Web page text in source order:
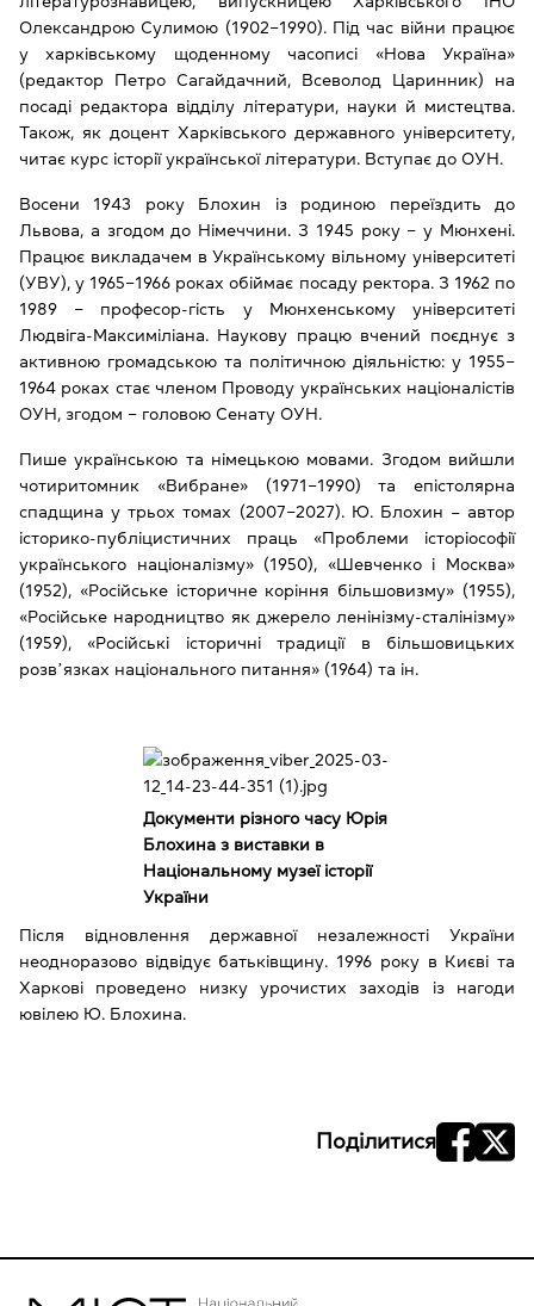
Олександрою Сулимою (1902‒1990). Під час війни працює
у харківському щоденному часописі «Нова Україна»
(редактор Петро Сагайдачний, Всеволод Царинник) на
посаді редактора відділу літератури, науки й мистецтва.
Також, як доцент Харківського державного університету,
читає курс історії української літератури. Вступає до ОУН.
Восени 1943 року Блохин із родиною переїздить до
Львова, а згодом до Німеччини. З 1945 року ‒ у Мюнхені.
Працює викладачем в Українському вільному університеті
(УВУ), у 1965‒1966 роках обіймає посаду ректора. З 1962 по
1989 ‒ професор-гість у Мюнхенському університеті
Людвіга-Максиміліана. Наукову працю вчений поєднує з
активною громадською та політичною діяльністю: у 1955‒
1964 роках стає членом Проводу українських націоналістів
ОУН, згодом ‒ головою Сенату ОУН.
Пише українською та німецькою мовами. Згодом вийшли
чотиритомник «Вибране» (1971‒1990) та епістолярна
спадщина у трьох томах (2007‒2027). Ю. Блохин – автор
історико-публіцистичних праць «Проблеми історіософії
українського націоналізму» (1950), «Шевченко і Москва»
(1952), «Російське історичне коріння більшовизму» (1955),
«Російське народництво як джерело ленінізму-сталінізму»
(1959), «Російські історичні традиції в більшовицьких
розвʼязках національного питання» (1964) та ін.
Документи різного часу Юрія
Блохина з виставки в
Національному музеї історії
України
Після відновлення державної незалежності України
неодноразово відвідує батьківщину. 1996 року в Києві та
Харкові проведено низку урочистих заходів із нагоди
ювілею Ю. Блохина.
Поділитися